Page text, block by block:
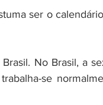
ser o
No Brasil, a
se